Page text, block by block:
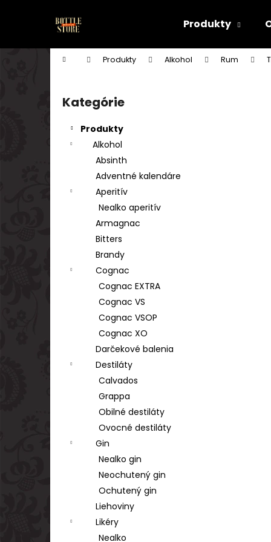
Produkty
Domov Produkty Alkohol Rum
Preskočiť
kategórie
Kategórie
Produkty
Alkohol
Absinth
Adventné kalendáre
Aperitív
Nealko aperitív
Armagnac
Bitters
Brandy
Cognac
Cognac EXTRA
Cognac VS
Cognac VSOP
Cognac XO
Darčekové balenia
Destiláty
Calvados
Grappa
Obilné destiláty
Ovocné destiláty
Gin
Nealko gin
Neochutený gin
Ochutený gin
Liehoviny
Likéry
Nealko
í
Späť
do
Späť
do
TSARSKAYA CHARKA VODKA GOLD 1L
€17,90